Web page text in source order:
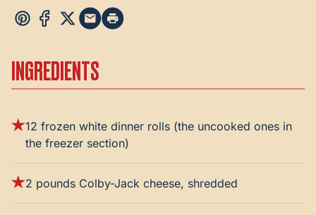
INGREDIENTS
12 frozen white dinner rolls (the uncooked ones in
the freezer section)
2 pounds Colby-Jack cheese, shredded